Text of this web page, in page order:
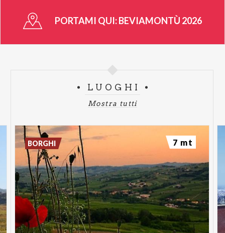
PORTAMI QUI:BEVIAMONTÙ 2026
LUOGHI
Mostra tutti
BORGHI 7 mt